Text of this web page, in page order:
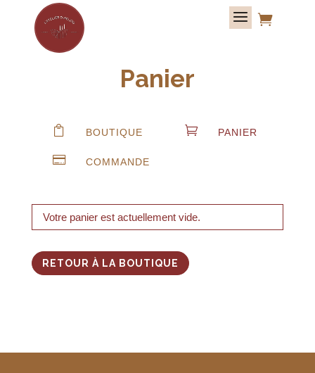

Panier
 BOUTIQUE  PANIER
 COMMANDE
Votre panier est actuellement vide.
RETOUR À LA BOUTIQUE